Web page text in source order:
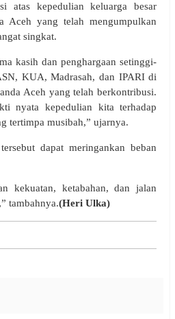
atas kepedulian keluarga besar
Aceh yang telah mengumpulkan
singkat.
kasih dan penghargaan setinggi-
KUA, Madrasah, dan IPARI di
Aceh yang telah berkontribusi.
nyata kepedulian kita terhadap
tertimpa musibah,” ujarnya.
dapat meringankan beban
kekuatan, ketabahan, dan jalan
tambahnya.(Heri Ulka)